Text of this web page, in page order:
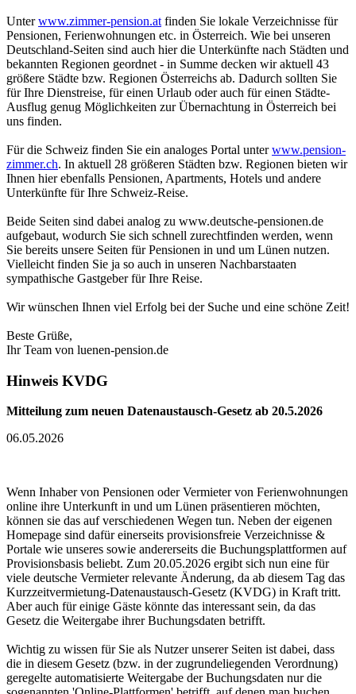
Unterwww.zimmer-pension.at finden Sie lokale Verzeichnisse für
Pensionen, Ferienwohnungen etc. in Österreich. Wie bei unseren
Deutschland-Seiten sind auch hier die Unterkünfte nach Städten und
bekannten Regionen geordnet - in Summe decken wir aktuell 43
größere Städte bzw. Regionen Österreichs ab. Dadurch sollten Sie
für Ihre Dienstreise, für einen Urlaub oder auch für einen Städte-
Ausflug genug Möglichkeiten zur Übernachtung in Österreich bei
uns finden.
Für die Schweiz finden Sie ein analoges Portal unterwww.pension-
zimmer.ch. In aktuell 28 größeren Städten bzw. Regionen bieten wir
Ihnen hier ebenfalls Pensionen, Apartments, Hotels und andere
Unterkünfte für Ihre Schweiz-Reise.
Beide Seiten sind dabei analog zu www.deutsche-pensionen.de
aufgebaut, wodurch Sie sich schnell zurechtfinden werden, wenn
Sie bereits unsere Seiten für Pensionen in und um Lünen nutzen.
Vielleicht finden Sie ja so auch in unseren Nachbarstaaten
sympathische Gastgeber für Ihre Reise.
Wir wünschen Ihnen viel Erfolg bei der Suche und eine schöne Zeit!
Beste Grüße,
Ihr Team von luenen-pension.de
Hinweis KVDG
Mitteilung zum neuen Datenaustausch-Gesetz ab 20.5.2026
06.05.2026
Wenn Inhaber von Pensionen oder Vermieter von Ferienwohnungen
online ihre Unterkunft in und um Lünen präsentieren möchten,
können sie das auf verschiedenen Wegen tun. Neben der eigenen
Homepage sind dafür einerseits provisionsfreie Verzeichnisse &
Portale wie unseres sowie andererseits die Buchungsplattformen auf
Provisionsbasis beliebt. Zum 20.05.2026 ergibt sich nun eine für
viele deutsche Vermieter relevante Änderung, da ab diesem Tag das
Kurzzeitvermietung-Datenaustausch-Gesetz (KVDG) in Kraft tritt.
Aber auch für einige Gäste könnte das interessant sein, da das
Gesetz die Weitergabe ihrer Buchungsdaten betrifft.
Wichtig zu wissen für Sie als Nutzer unserer Seiten ist dabei, dass
die in diesem Gesetz (bzw. in der zugrundeliegenden Verordnung)
geregelte automatisierte Weitergabe der Buchungsdaten nur die